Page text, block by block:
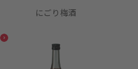
にごり梅酒